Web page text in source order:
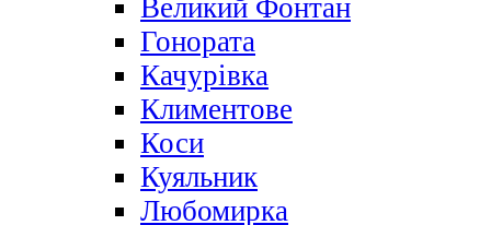
Великий Фонтан
Гонората
Качурівка
Климентове
Коси
Куяльник
Любомирка